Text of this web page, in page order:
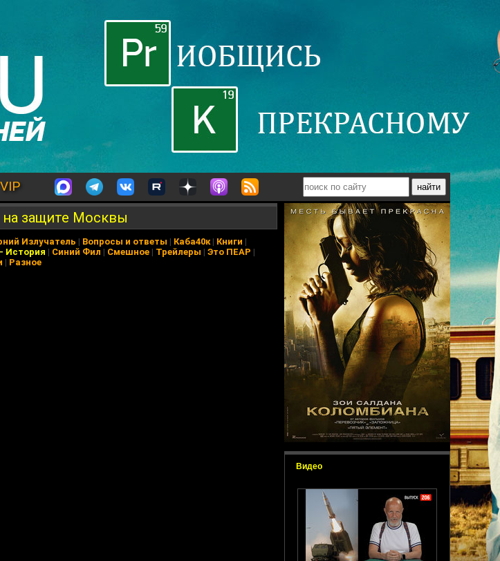
VIP
Видео
на защите Москвы
Излучатель | Вопросы и ответы | Каба40к| Книги |
- История | Синий Фил | Смешное | Трейлеры | Это ПЕАР |
| Разное